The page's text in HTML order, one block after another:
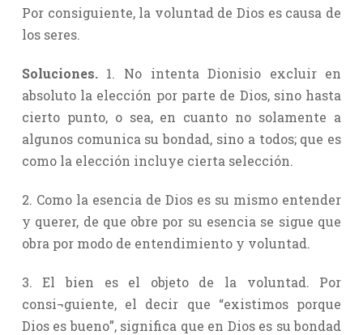
Por consiguiente, la voluntad de Dios es causa de
los seres.
Soluciones. 1. No intenta Dionisio excluir en
absoluto la elección por parte de Dios, sino hasta
cierto punto, o sea, en cuanto no solamente a
algunos comunica su bondad, sino a todos; que es
como la elección incluye cierta selección.
2. Como la esencia de Dios es su mismo entender
y querer, de que obre por su esencia se sigue que
obra por modo de entendimiento y voluntad.
3. El bien es el objeto de la voluntad. Por
consi¬guiente, el decir que “existimos porque
Dios es bueno”, significa que en Dios es su bondad